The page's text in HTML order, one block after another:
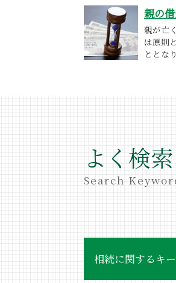
親の
親が亡
は原則
ととな
よく検
Search
相続に関するキ